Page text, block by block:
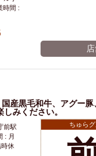
時間 :
産黒毛和牛、アグー
みください。
前駅
: 月
時休
ちゅら